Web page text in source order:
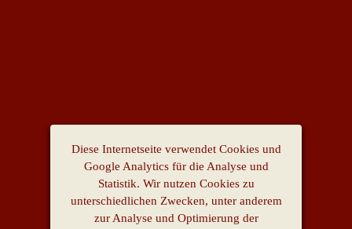
Diese Internetseite verwendet Cookies und
Google Analytics für die Analyse und
Statistik. Wir nutzen Cookies zu
unterschiedlichen Zwecken, unter anderem
zur Analyse und Optimierung der